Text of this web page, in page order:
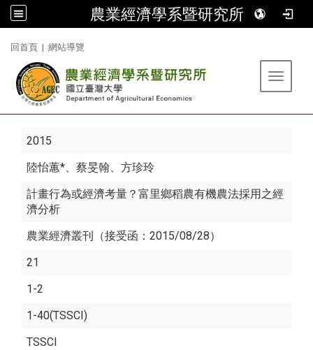
農業經濟學系暨研究所
回首頁 | 網站導覽
Toggle
2015
陸怡蕙*、蔡旻翰、方珍玲
計畫行為或經濟考量？富里鄉稻農有機農法採用之經
濟分析
農業經濟叢刊（接受函：2015/08/28）
21
1-2
1-40(TSSCI)
TSSCI